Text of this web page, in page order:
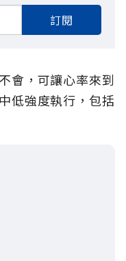
訂閱
會，可讓心率來到
低強度執行，包括